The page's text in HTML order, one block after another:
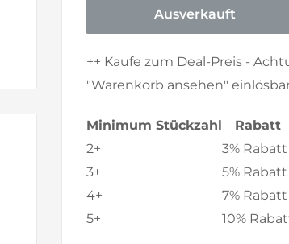
Ausverkauft
++ Kaufe zum Deal-Preis -
"Warenkorb ansehen"
Minimum Stückzahl
Rabatt
2+
3% Rabatt
3+
5% Rabatt
4+
7% Rabatt
5+
10%